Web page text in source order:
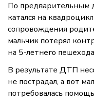
По предварительным
катался на
сопровождения
мальчик потерял
на 5-летнего
В результате ДТП
не пострадал, а вот
потребовалась